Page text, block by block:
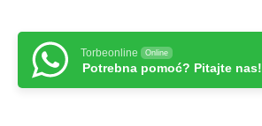
Torbeonline Online
Potrebna pomoć? Pitajte nas!